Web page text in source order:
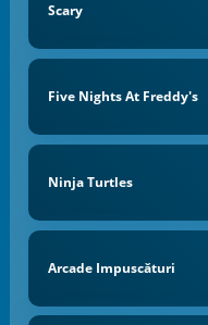
Scary
Five Nights At Freddy's
Ninja Turtles
Arcade Impuscături